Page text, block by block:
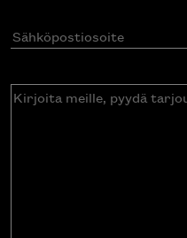
Sähköpostiosoite(Pakollinen)
Kirjoita